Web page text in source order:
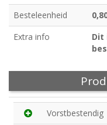
Besteleenheid
Extra info
Dit
Vorstbestendig